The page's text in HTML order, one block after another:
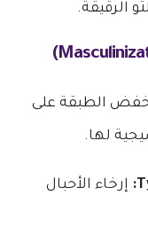
الرقيقة.
الطبقة على
لها.
إرخاء الأحبال